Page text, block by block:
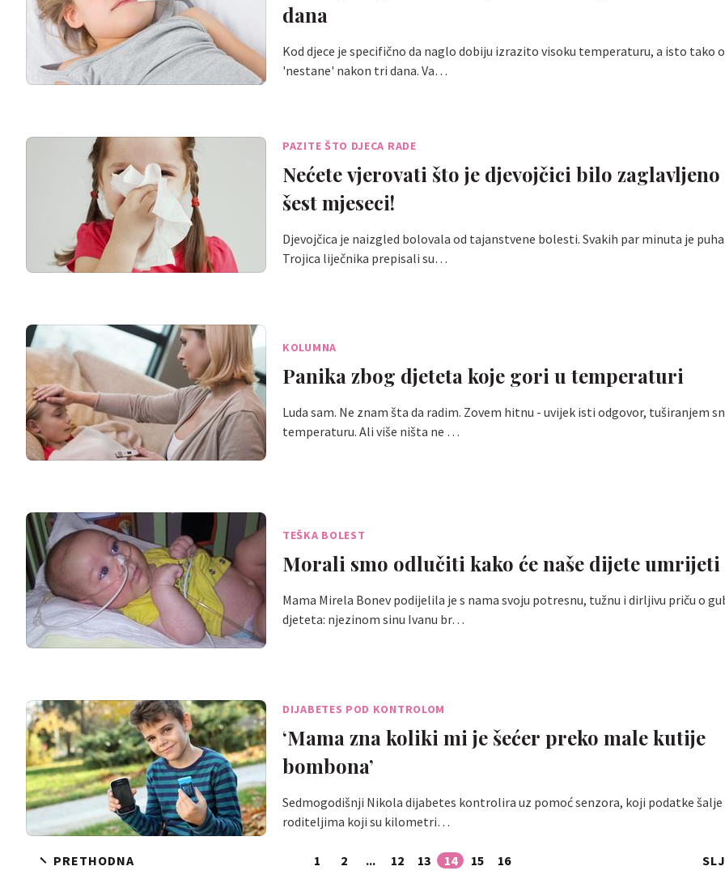
dana
Kod djece je specifično da naglo dobiju izrazito visoku temperaturu, a isto tako
'nestane' nakon tri dana. Va…
PAZITE ŠTO DJECA RADE
Nećete vjerovati što je djevojčici bilo zaglavljeno
šest mjeseci!
Djevojčica je naizgled bolovala od tajanstvene bolesti. Svakih par minuta je
Trojica liječnika prepisali su…
KOLUMNA
Panika zbog djeteta koje gori u temperaturi
Luda sam. Ne znam šta da radim. Zovem hitnu - uvijek isti odgovor, tuširanjem
temperaturu. Ali više ništa ne …
TEŠKA BOLEST
Morali smo odlučiti kako će naše dijete umrijeti
Mama Mirela Bonev podijelila je s nama svoju potresnu, tužnu i dirljivu priču o
djeteta: njezinom sinu Ivanu br…
DIJABETES POD KONTROLOM
‘Mama zna koliki mi je šećer preko male kutije
bombona’
Sedmogodišnji Nikola dijabetes kontrolira uz pomoć senzora, koji podatke šalje
roditeljima koji su kilometri…
PRETHODNA 1 2 ... 12 13 14 15 16